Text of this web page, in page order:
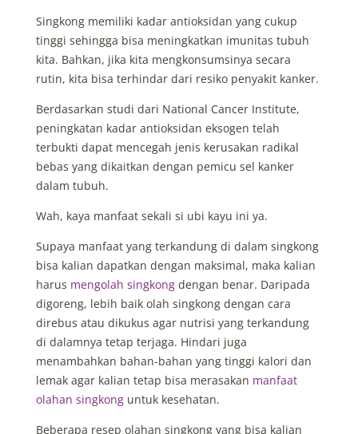
Singkong memiliki kadar antioksidan yang cukup
tinggi sehingga bisa meningkatkan imunitas tubuh
kita. Bahkan, jika kita mengkonsumsinya secara
rutin, kita bisa terhindar dari resiko penyakit kanker.
Berdasarkan studi dari National Cancer Institute,
peningkatan kadar antioksidan eksogen telah
terbukti dapat mencegah jenis kerusakan radikal
bebas yang dikaitkan dengan pemicu sel kanker
dalam tubuh.
Wah, kaya manfaat sekali si ubi kayu ini ya.
Supaya manfaat yang terkandung di dalam singkong
bisa kalian dapatkan dengan maksimal, maka kalian
harus mengolah singkongdengan benar. Daripada
digoreng, lebih baik olah singkong dengan cara
direbus atau dikukus agar nutrisi yang terkandung
di dalamnya tetap terjaga. Hindari juga
menambahkan bahan-bahan yang tinggi kalori dan
lemak agar kalian tetap bisa merasakan manfaat
olahan singkonguntuk kesehatan.
Beberapa resep olahan singkong yang bisa kalian